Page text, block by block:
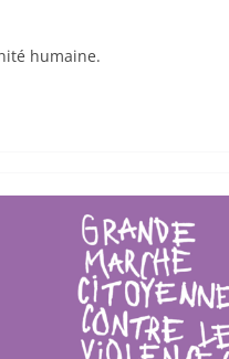
humaine.